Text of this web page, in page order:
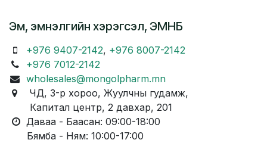
Эм, эмнэлгийн хэрэгсэл, ЭМНБ
+976 9407-2142, +976 8007-2142
+976 7012-2142
wholesales@mongolpharm.mn
ЧД, 3-р хороо, Жуулчны гудамж,
Капитал центр, 2 давхар, 201
Даваа - Баасан: 09:00-18:00
Бямба - Ням: 10:00-17:00